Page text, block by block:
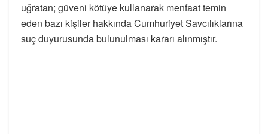
uğratan; güveni kötüye kullanarak menfaat temin
eden bazı kişiler hakkında Cumhuriyet Savcılıklarına
suç duyurusunda bulunulması kararı alınmıştır. ​